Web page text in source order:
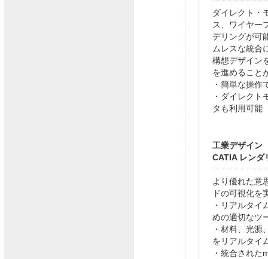
ダイレクト・
ス、ワイヤー
デリングが可
ムレスな統合
構想デザイン
を進めること
・簡単な操作
・ダイレクト
タも利用可能
工業デザイン
CATIA レンダ
より優れた意
ドの可視化を
・リアルタイ
めの適切なツ
・材料、光源
をリアルタイ
・統合され